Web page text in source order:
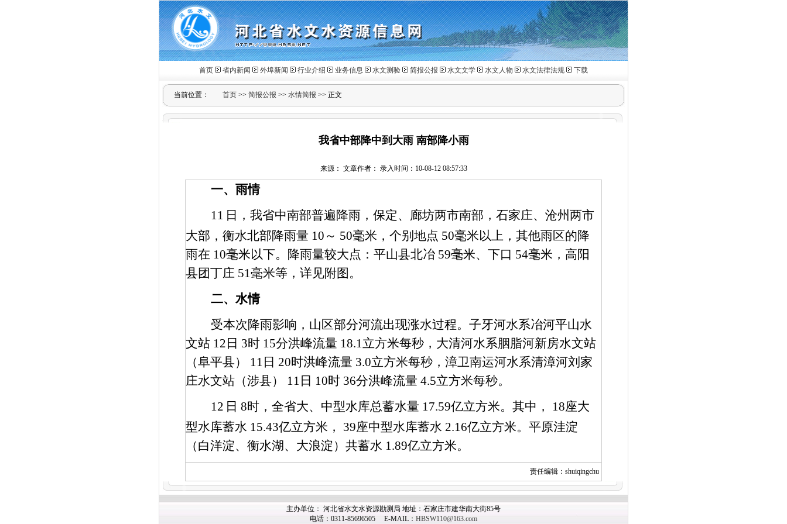
首页 省内新闻 外埠新闻 行业介绍 业务信息 水文测验 简报公报 水文文学 水文人物 水文法律法规 下载
当前位置： 首页 >> 简报公报 >> 水情简报 >> 正文
我省中部降中到大雨 南部降小雨
来源： 文章作者： 录入时间：10-08-12 08:57:33
一、雨情
11 日，我省中南部普遍降雨，保定、廊坊两市南部，石家庄、沧州两市
大部，衡水北部降雨量 10 ～ 50毫米，个别地点 50毫米以上，其他雨区的降
雨在 10毫米以下。降雨量较大点：平山县北冶 59毫米、下口 54毫米，高阳
县团丁庄 51毫米等，详见附图。
二、水情
受本次降雨影响，山区部分河流出现涨水过程。子牙河水系冶河平山水
文站 12 日 3时 15分洪峰流量 18.1立方米每秒，大清河水系胭脂河新房水文站
（阜平县） 11 日 20时洪峰流量 3.0立方米每秒，漳卫南运河水系清漳河刘家
庄水文站（涉县） 11 日 10时 36分洪峰流量 4.5立方米每秒。
12 日 8时，全省大、中型水库总蓄水量 17.59亿立方米。其中， 18座大
型水库蓄水 15.43亿立方米， 39座中型水库蓄水 2.16亿立方米。平原洼淀
（白洋淀、衡水湖、大浪淀）共蓄水 1.89亿立方米。
责任编辑：shuiqingchu
主办单位： 河北省水文水资源勘测局 地址：石家庄市建华南大街85号
电话：0311-85696505 E-MAIL： HBSW110@163.com